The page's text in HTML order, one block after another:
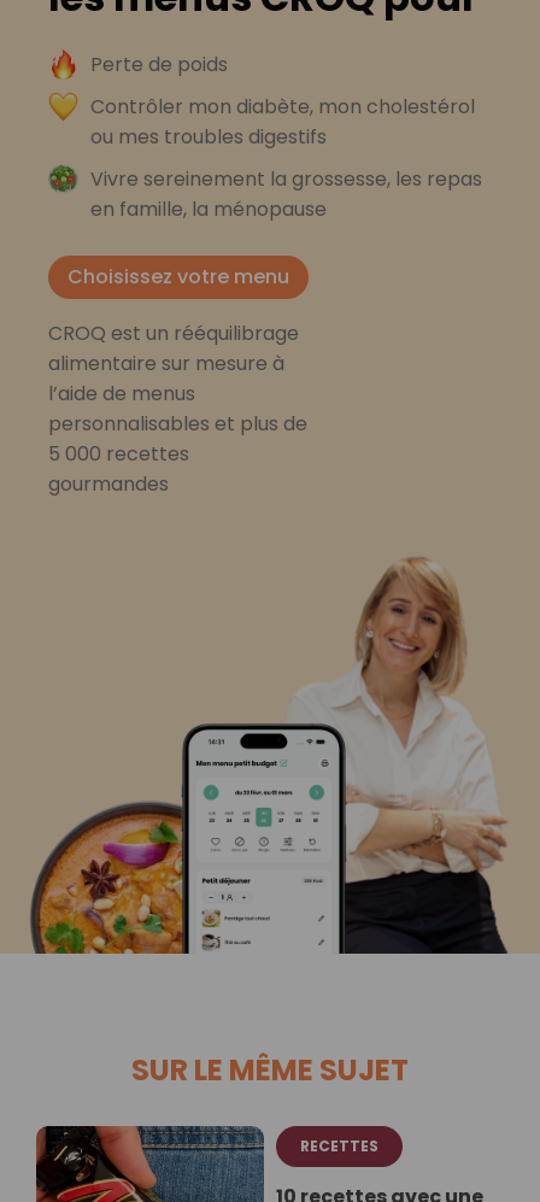
Perte de poids
Contrôler mon diabète, mon cholestérol
ou mes troubles digestifs
Vivre sereinement la grossesse, les repas
en famille, la ménopause
Choisissez votre menu
CROQ est un rééquilibrage
alimentaire sur mesure à
l’aide de menus
personnalisables et plus de
5 000 recettes
gourmandes
SUR LE MÊME SUJET
RECETTES